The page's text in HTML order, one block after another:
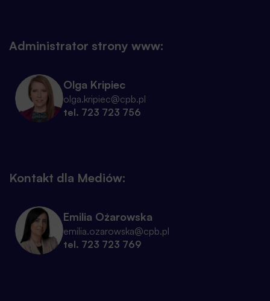
Administrator strony www:
Olga Kripiec
olga.kripiec@cpb.pl
tel. 723 723 756
Kontakt dla Mediów:
Emilia Ożarowska
emilia.ozarowska@cpb.pl
tel. 723 723 769